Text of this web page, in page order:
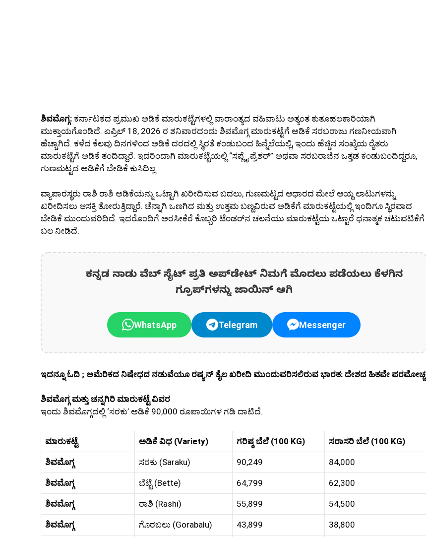
ಶಿವಮೊಗ್ಗ: ಕರ್ನಾಟಕದ ಪ್ರಮುಖ ಅಡಿಕೆ ಮಾರುಕಟ್ಟೆಗಳಲ್ಲಿ ವಾರಾಂತ್ಯದ ವಹಿವಾಟು ಅತ್ಯಂತ ಕುತೂಹಲಕಾರಿಯಾಗಿ
ಮುಕ್ತಾಯಗೊಂಡಿದೆ. ಏಪ್ರಿಲ್ 18, 2026 ರ ಶನಿವಾರದಂದು ಶಿವಮೊಗ್ಗ ಮಾರುಕಟ್ಟೆಗೆ ಅಡಿಕೆ ಸರಬರಾಜು ಗಣನೀಯವಾಗಿ
ಹೆಚ್ಚಾಗಿದೆ. ಕಳೆದ ಕೆಲವು ದಿನಗಳಿಂದ ಅಡಿಕೆ ದರದಲ್ಲಿ ಸ್ಥಿರತೆ ಕಂಡುಬಂದ ಹಿನ್ನೆಲೆಯಲ್ಲಿ, ಇಂದು ಹೆಚ್ಚಿನ ಸಂಖ್ಯೆಯ ರೈತರು
ಮಾರುಕಟ್ಟೆಗೆ ಅಡಿಕೆ ತಂದಿದ್ದಾರೆ. ಇದರಿಂದಾಗಿ ಮಾರುಕಟ್ಟೆಯಲ್ಲಿ “ಸಪ್ಲೈ ಪ್ರೆಶರ್” ಅಥವಾ ಸರಬರಾಜಿನ ಒತ್ತಡ ಕಂಡುಬಂದಿದ್ದರೂ,
ಗುಣಮಟ್ಟದ ಅಡಿಕೆಗೆ ಬೇಡಿಕೆ ಕುಸಿದಿಲ್ಲ.
ವ್ಯಾಪಾರಸ್ಥರು ರಾಶಿ ರಾಶಿ ಅಡಿಕೆಯನ್ನು ಒಟ್ಟಾಗಿ ಖರೀದಿಸುವ ಬದಲು, ಗುಣಮಟ್ಟದ ಆಧಾರದ ಮೇಲೆ ಆಯ್ದ ಲಾಟುಗಳನ್ನು
ಖರೀದಿಸಲು ಆಸಕ್ತಿ ತೋರುತ್ತಿದ್ದಾರೆ. ಚೆನ್ನಾಗಿ ಒಣಗಿದ ಮತ್ತು ಉತ್ತಮ ಬಣ್ಣವಿರುವ ಅಡಿಕೆಗೆ ಮಾರುಕಟ್ಟೆಯಲ್ಲಿ ಇಂದಿಗೂ ಸ್ಥಿರವಾದ
ಬೇಡಿಕೆ ಮುಂದುವರಿದಿದೆ. ಇದರೊಂದಿಗೆ ಅರಸೀಕೆರೆ ಕೊಬ್ಬರಿ ಟೆಂಡರ್‌ನ ಚಲನೆಯು ಮಾರುಕಟ್ಟೆಯ ಒಟ್ಟಾರೆ ಧನಾತ್ಮಕ ಚಟುವಟಿಕೆಗೆ
ಬಲ ನೀಡಿದೆ.
ಕನ್ನಡ ನಾಡು ವೆಬ್ ಸೈಟ್ ಪ್ರತಿ ಅಪ್‌ಡೇಟ್‌ ನಿಮಗೆ ಮೊದಲು ಪಡೆಯಲು ಕೆಳಗಿನ
ಗ್ರೂಪ್‌ಗಳನ್ನು ಜಾಯಿನ್ ಆಗಿ
WhatsApp Telegram Messenger
ಇದನ್ನೂ ಓದಿ ; ಅಮೆರಿಕದ ನಿಷೇಧದ ನಡುವೆಯೂ ರಷ್ಯನ್ ತೈಲ ಖರೀದಿ ಮುಂದುವರಿಸಲಿರುವ ಭಾರತ: ದೇಶದ ಹಿತವೇ ಪರಮೋಚ್ಚ
ಶಿವಮೊಗ್ಗ ಮತ್ತು ಚನ್ನಗಿರಿ ಮಾರುಕಟ್ಟೆ ವಿವರ
ಇಂದು ಶಿವಮೊಗ್ಗದಲ್ಲಿ ‘ಸರಕು’ ಅಡಿಕೆ 90,000 ರೂಪಾಯಿಗಳ ಗಡಿ ದಾಟಿದೆ.
ಮಾರುಕಟ್ಟೆ ಅಡಿಕೆ ವಿಧ (Variety) ಗರಿಷ್ಠ ಬೆಲೆ (100 KG) ಸರಾಸರಿ ಬೆಲೆ (100 KG)
ಶಿವಮೊಗ್ಗ ಸರಕು (Saraku) 90,249 84,000
ಶಿವಮೊಗ್ಗ ಬೆಟ್ಟೆ (Bette) 64,799 62,300
ಶಿವಮೊಗ್ಗ ರಾಶಿ (Rashi) 55,899 54,500
ಶಿವಮೊಗ್ಗ ಗೊರಬಲು (Gorabalu) 43,899 38,800